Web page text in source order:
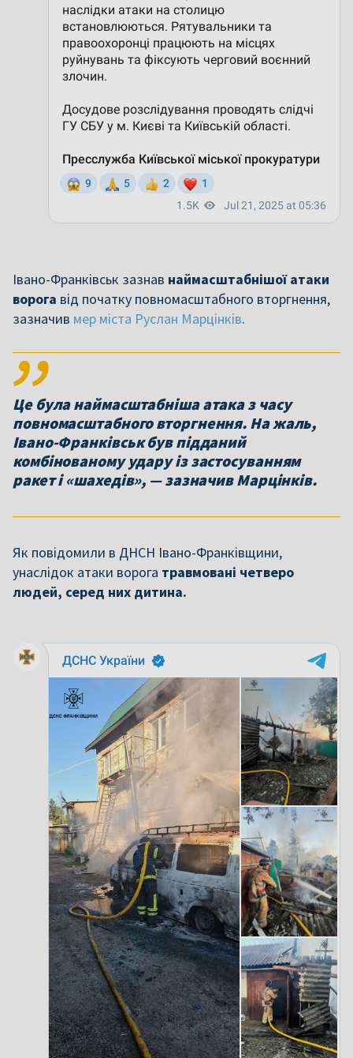
Івано-Франківськ зазнав наймасштабнішої атаки
ворога від початку повномасштабного вторгнення,
зазначив мер міста Руслан Марцінків.
Це була наймасштабніша атака з часу
повномасштабного вторгнення. На жаль,
Івано-Франківськ був підданий
комбінованому удару із застосуванням
ракет і «шахедів», — зазначив Марцінків.
Як повідомили в ДНСН Івано-Франківщини,
унаслідок атаки ворога травмовані четверо
людей, серед них дитина.